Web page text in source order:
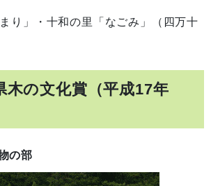
り」・十和の里「なごみ」（四万十
木の文化賞（平成17年
の部